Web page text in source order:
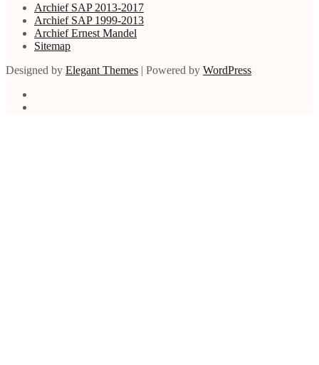
Archief SAP 2013-2017
Archief SAP 1999-2013
Archief Ernest Mandel
Sitemap
Designed by Elegant Themes | Powered by WordPress